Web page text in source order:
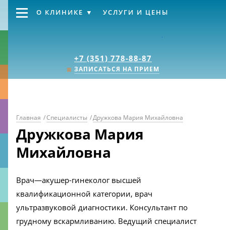
+7 (351) 778-88-87
ЗАПИСАТЬСЯ НА ПРИЕМ
О КЛИНИКЕ УСЛУГИ И ЦЕНЫ
Главная /Специалисты /Дружкова Мария Михайловна
Дружкова Мария
Михайловна
Врач—акушер-гинеколог высшей
квалификационной категории, врач
ультразвуковой диагностики. Консультант по
грудному вскармливанию. Ведущий специалист